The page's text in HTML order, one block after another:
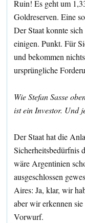
Ruin! Es geht um
Goldreserven. Eine
Der Staat konnte
einigen. Punkt. Für
und bekommen
ursprüngliche
Wie Stefan Sasse
ist ein Investor. Und
Der Staat hat die
Sicherheitsbedürfnis
wäre Argentinien
ausgeschlossen
Aires: Ja, klar, wir
aber wir erkennen
Vorwurf.